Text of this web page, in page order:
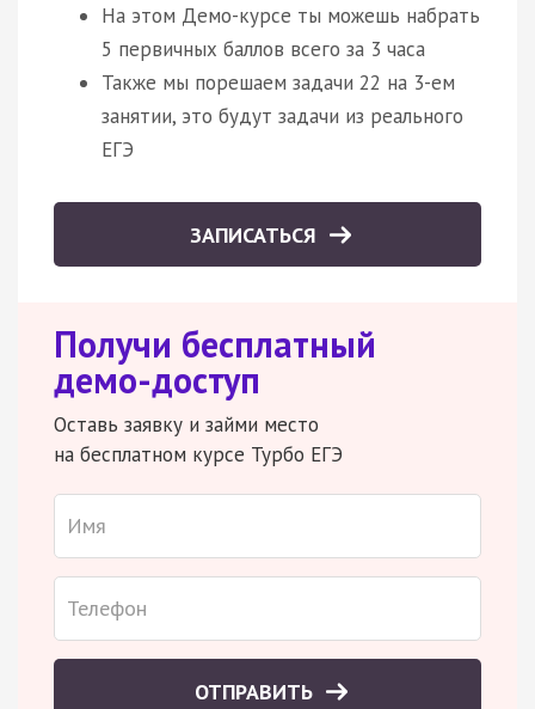
На этом Демо-курсе ты можешь набрать
5 первичных баллов всего за 3 часа
Также мы порешаем задачи 22 на 3-ем
занятии, это будут задачи из реального
ЕГЭ
ЗАПИСАТЬСЯ
Получи бесплатный
демо-доступ
Оставь заявку и займи место
на бесплатном курсе Турбо ЕГЭ
ОТПРАВИТЬ